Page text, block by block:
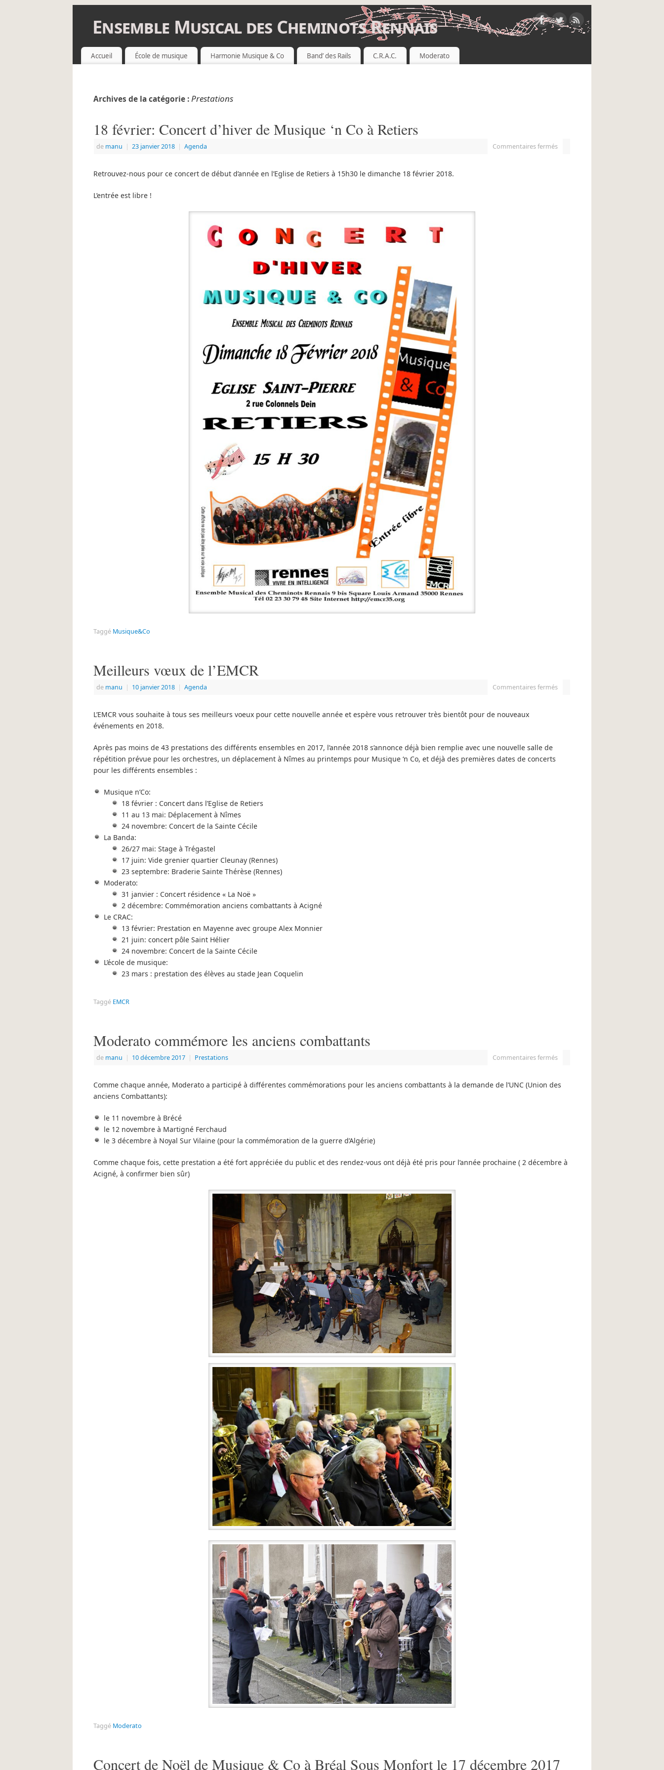
Ensemble Musical des Cheminots Rennais
Accueil École de musique Harmonie Musique & Co Band’ des Rails C.R.A.C. Moderato
Archives de la catégorie :Prestations
18 février: Concert d’hiver de Musique ‘n Co à Retiers
de manu | 23 janvier 2018 | Agenda Commentaires fermés
Retrouvez-nous pour ce concert de début d’année en l’Eglise de Retiers à 15h30 le dimanche 18 février 2018.
L’entrée est libre !
Taggé Musique&Co
Meilleurs vœux de l’EMCR
de manu | 10 janvier 2018 | Agenda Commentaires fermés
L’EMCR vous souhaite à tous ses meilleurs voeux pour cette nouvelle année et espère vous retrouver très bientôt pour de nouveaux
événements en 2018.
Après pas moins de 43 prestations des différents ensembles en 2017, l’année 2018 s’annonce déjà bien remplie avec une nouvelle salle de
répétition prévue pour les orchestres, un déplacement à Nîmes au printemps pour Musique ‘n Co, et déjà des premières dates de concerts
pour les différents ensembles :
Musique n’Co:
18 février : Concert dans l’Eglise de Retiers
11 au 13 mai: Déplacement à Nîmes
24 novembre: Concert de la Sainte Cécile
La Banda:
26/27 mai: Stage à Trégastel
17 juin: Vide grenier quartier Cleunay (Rennes)
23 septembre: Braderie Sainte Thérèse (Rennes)
Moderato:
31 janvier : Concert résidence « La Noë »
2 décembre: Commémoration anciens combattants à Acigné
Le CRAC:
13 février: Prestation en Mayenne avec groupe Alex Monnier
21 juin: concert pôle Saint Hélier
24 novembre: Concert de la Sainte Cécile
L’école de musique:
23 mars : prestation des élèves au stade Jean Coquelin
Taggé EMCR
Moderato commémore les anciens combattants
de manu | 10 décembre 2017 | Prestations Commentaires fermés
Comme chaque année, Moderato a participé à différentes commémorations pour les anciens combattants à la demande de l’UNC (Union des
anciens Combattants):
le 11 novembre à Brécé
le 12 novembre à Martigné Ferchaud
le 3 décembre à Noyal Sur Vilaine (pour la commémoration de la guerre d’Algérie)
Comme chaque fois, cette prestation a été fort appréciée du public et des rendez-vous ont déjà été pris pour l’année prochaine ( 2 décembre à
Acigné, à confirmer bien sûr)
Taggé Moderato
Concert de Noël de Musique & Co à Bréal Sous Monfort le 17 décembre 2017